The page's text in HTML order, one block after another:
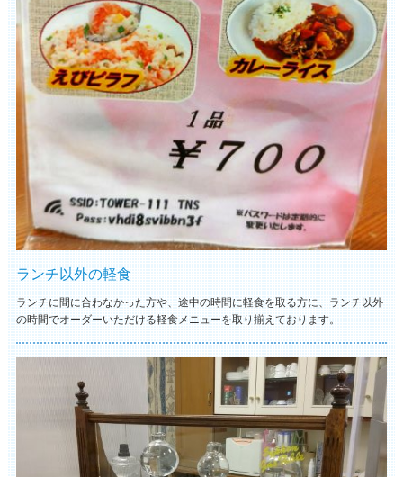
ランチ以外の軽食
ランチに間に合わなかった方や、途中の時間に軽食を取る方に、ランチ以外
の時間でオーダーいただける軽食メニューを取り揃えております。